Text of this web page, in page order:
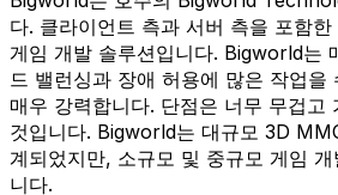
다. 클라이언트 측과 서버 측을 포함
게임 개발 솔루션입니다. Bigworld는
드 밸런싱과 장애 허용에 많은 작업을
매우 강력합니다. 단점은 너무 무겁고
것입니다. Bigworld는 대규모 3D
계되었지만, 소규모 및 중규모 게임
니다.